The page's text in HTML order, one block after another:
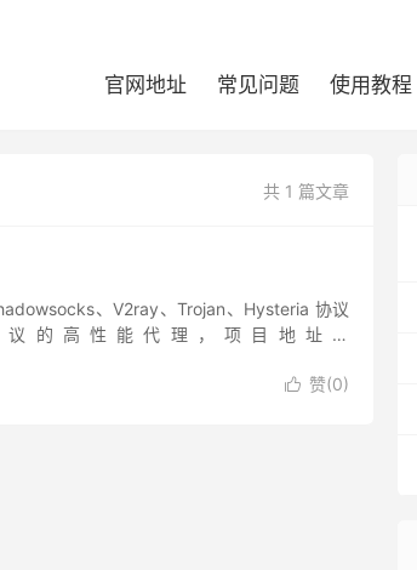
官网地址 常见问题 使用教程
共 1 篇文章
、V2ray、Trojan、Hysteria 协议
的高性能代理，项目地址：
 赞(0)